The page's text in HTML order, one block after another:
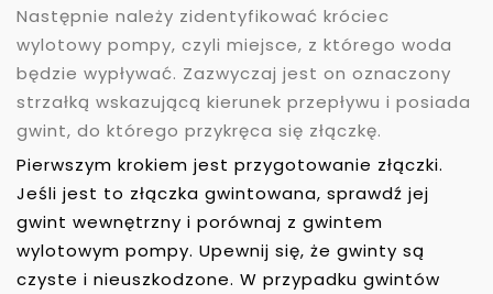
Następnie należy zidentyfikować króciec
wylotowy pompy, czyli miejsce, z którego woda
będzie wypływać. Zazwyczaj jest on oznaczony
strzałką wskazującą kierunek przepływu i posiada
gwint, do którego przykręca się złączkę.
Pierwszym krokiem jest przygotowanie złączki.
Jeśli jest to złączka gwintowana, sprawdź jej
gwint wewnętrzny i porównaj z gwintem
wylotowym pompy. Upewnij się, że gwinty są
czyste i nieuszkodzone. W przypadku gwintów